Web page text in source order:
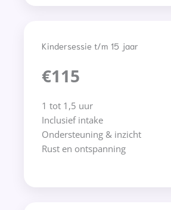
Kindersessie t/m 15 jaar
€115
1 tot 1,5 uur
Inclusief intake
Ondersteuning & inzicht
Rust en ontspanning